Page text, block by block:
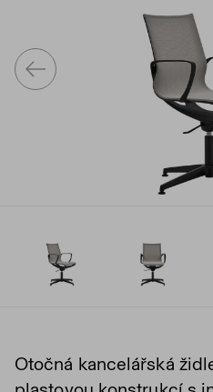
Otočná kancelářská